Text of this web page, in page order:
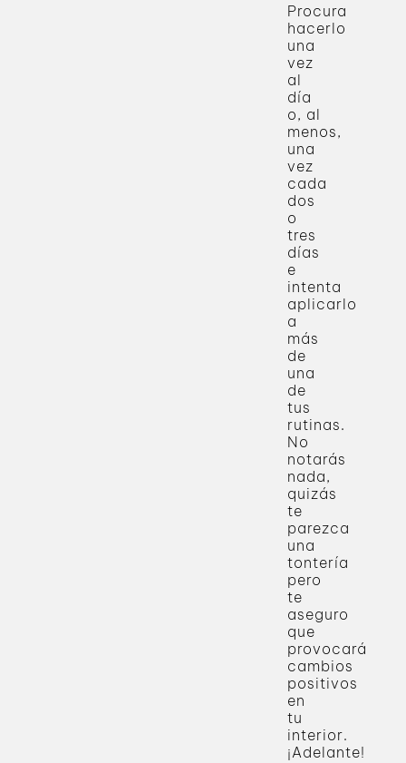
Procura
hacerlo
una
vez
al
día
o, al
menos,
una
vez
cada
dos
o
tres
días
e
intenta
aplicarlo
a
más
de
una
de
tus
rutinas.
No
notarás
nada,
quizás
te
parezca
una
tontería
pero
te
aseguro
que
provocará
cambios
positivos
en
tu
interior.
¡Adelante!